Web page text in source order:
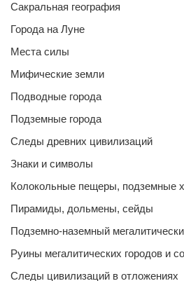
Сакральная география
Города на Луне
Места силы
Мифические земли
Подводные города
Подземные города
Следы древних цивилизаций
Знаки и символы
Колокольные пещеры, подземные
Пирамиды, дольмены, сейды
Подземно-наземный
Руины мегалитических городов и
Следы цивилизаций в отложениях